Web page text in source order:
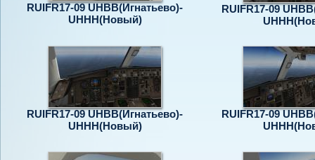
RUIFR17-09 UHBB(Игнатьево)-
UHHH(Новый)
RUIFR17-09
RUIFR17-09 UHBB(Игнатьево)-
UHHH(Новый)
RUIFR17-09